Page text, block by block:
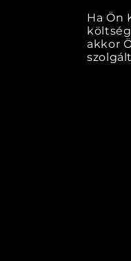
Ha Ön
akkor